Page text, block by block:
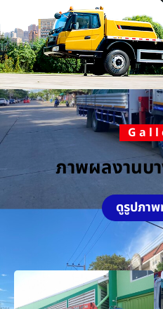
ภาพผลงานบ
ดูรูปภา